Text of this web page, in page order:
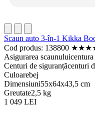
Scaun auto 3-în-1 Kikka
Cod produs: 138800 ★★★
Asigurarea scaunului
Centuri de siguranțăcenturi
Culoarebej
Dimensiuni55x64x43,5 cm
Greutate2,5 kg
1 049 LEI